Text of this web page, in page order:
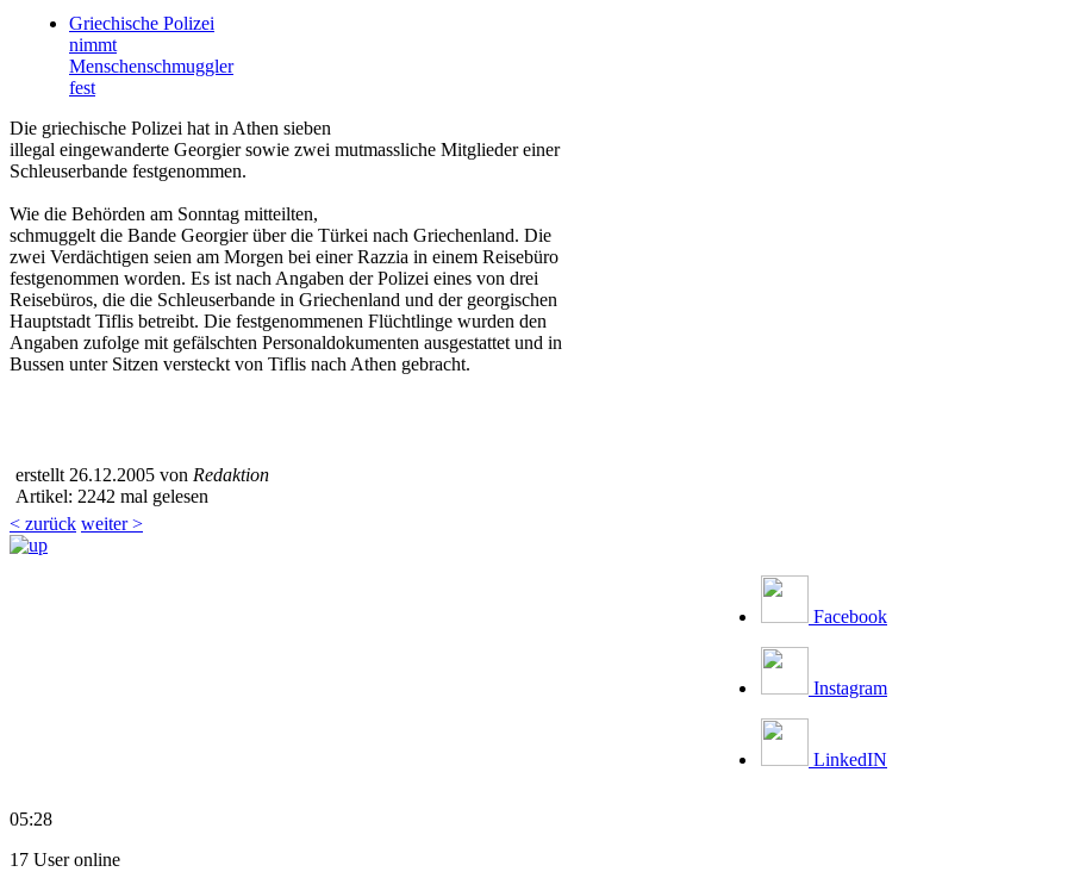
Griechische Polizei
nimmt
Menschenschmuggler
fest
Die griechische Polizei hat in Athen sieben
illegal eingewanderte Georgier sowie zwei mutmassliche Mitglieder einer
Schleuserbande festgenommen.
Wie die Behörden am Sonntag mitteilten,
schmuggelt die Bande Georgier über die Türkei nach Griechenland. Die
zwei Verdächtigen seien am Morgen bei einer Razzia in einem Reisebüro
festgenommen worden. Es ist nach Angaben der Polizei eines von drei
Reisebüros, die die Schleuserbande in Griechenland und der georgischen
Hauptstadt Tiflis betreibt. Die festgenommenen Flüchtlinge wurden den
Angaben zufolge mit gefälschten Personaldokumenten ausgestattet und in
Bussen unter Sitzen versteckt von Tiflis nach Athen gebracht.
erstellt 26.12.2005 von Redaktion
Artikel: 2242 mal gelesen
< zurück weiter >
Facebook
Instagram
LinkedIN
05:28
17 User online